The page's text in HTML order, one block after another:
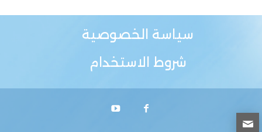
سياسة الخصوصية
شروط الاستخدام